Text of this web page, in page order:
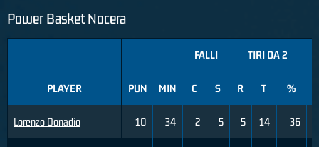
Power Basket Nocera
PLAYER
Lorenzo Donadio
FALLI TIRI DA 2
PUN MIN C S R T %
10 34 2 5 5 14 36